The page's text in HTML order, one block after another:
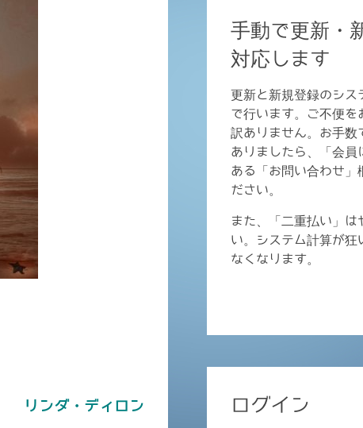
リンダ・ディロン
手動で更新・
対応します
更新と新規登録のシス
で行います。ご不便を
訳ありません。お手数
ありましたら、「会員
ある「お問い合わせ」
ださい。
また、「二重払い」は
い。システム計算が狂
なくなります。
ログイン